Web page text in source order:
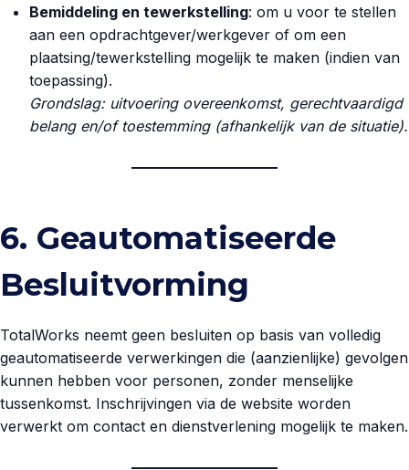
Bemiddeling en tewerkstelling: om u voor te stellen
aan een opdrachtgever/werkgever of om een
plaatsing/tewerkstelling mogelijk te maken (indien van
toepassing).
Grondslag: uitvoering overeenkomst, gerechtvaardigd
belang en/of toestemming (afhankelijk van de situatie).
6. Geautomatiseerde
Besluitvorming
TotalWorks neemt geen besluiten op basis van volledig
geautomatiseerde verwerkingen die (aanzienlijke) gevolgen
kunnen hebben voor personen, zonder menselijke
tussenkomst. Inschrijvingen via de website worden
verwerkt om contact en dienstverlening mogelijk te maken.